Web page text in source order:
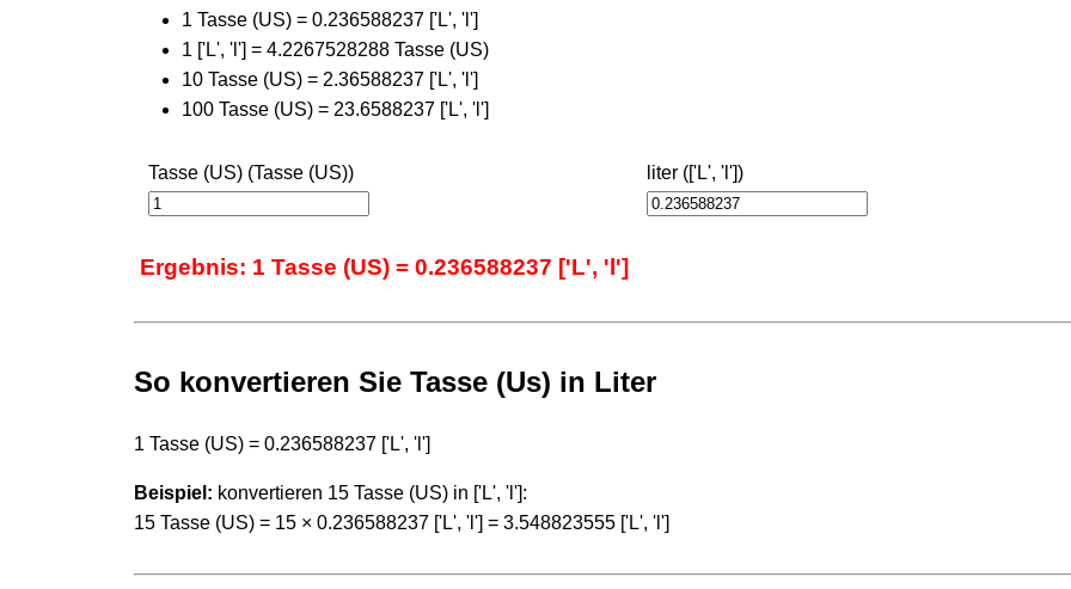
1 Tasse (US) = 0.236588237 ['L', 'l']
1 ['L', 'l'] = 4.2267528288 Tasse (US)
10 Tasse (US) = 2.36588237 ['L', 'l']
100 Tasse (US) = 23.6588237 ['L', 'l']
Tasse (US) (Tasse (US)) liter (['L', 'l'])
Ergebnis: 1 Tasse (US) = 0.236588237 ['L', 'l']
So konvertieren Sie Tasse (Us) in Liter
1 Tasse (US) = 0.236588237 ['L', 'l']
Beispiel: konvertieren 15 Tasse (US) in ['L', 'l']:
15 Tasse (US) = 15 × 0.236588237 ['L', 'l'] = 3.548823555 ['L', 'l']